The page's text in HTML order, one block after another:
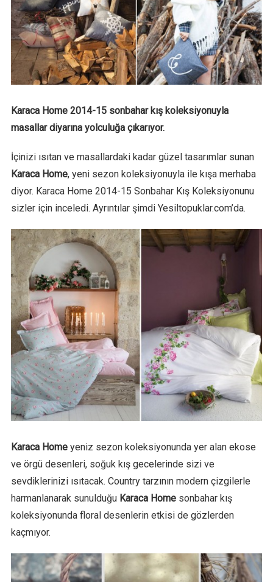
Karaca Home 2014-15 sonbahar kış koleksiyonuyla
masallar diyarına yolculuğa çıkarıyor.
İçinizi ısıtan ve masallardaki kadar güzel tasarımlar sunan
Karaca Home, yeni sezon koleksiyonuyla ile kışa merhaba
diyor. Karaca Home 2014-15 Sonbahar Kış Koleksiyonunu
sizler için inceledi. Ayrıntılar şimdi Yesiltopuklar.com’da.
Karaca Homeyeniz sezon koleksiyonunda yer alan ekose
ve örgü desenleri, soğuk kış gecelerinde sizi ve
sevdiklerinizi ısıtacak. Country tarzının modern çizgilerle
harmanlanarak sunulduğu Karaca Homesonbahar kış
koleksiyonunda floral desenlerin etkisi de gözlerden
kaçmıyor.